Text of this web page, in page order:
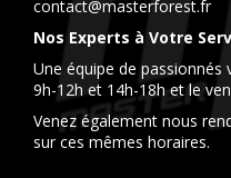
contact@masterforest.fr
Nos Experts à Votre
Une équipe de passionnés
9h-12h et 14h-18h et le
Venez également nous
sur ces mêmes horaires.